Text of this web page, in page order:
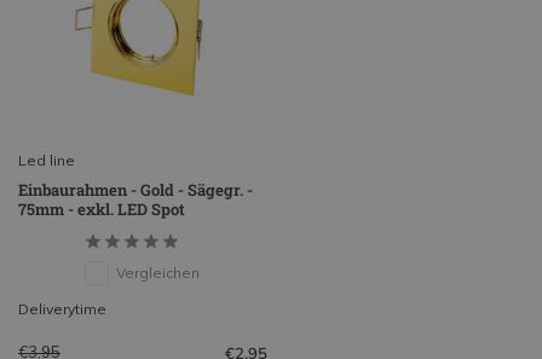
Led line
Einbaurahmen - Gold - Sägegr. -
75mm - exkl. LED Spot
Vergleichen
Deliverytime
€3,95 €2,95